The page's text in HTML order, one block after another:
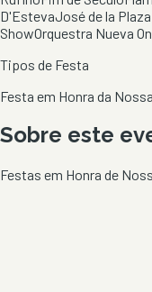
D'EstevaJosé de la Plaza
ShowOrquestra Nueva
Tipos de Festa
Festa em Honra da
Sobre este
Festas em Honra de